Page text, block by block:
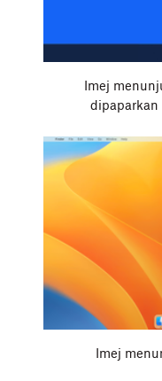
Imej
dipaparkan
Imej